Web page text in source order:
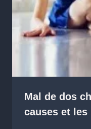
Mal de dos
causes et